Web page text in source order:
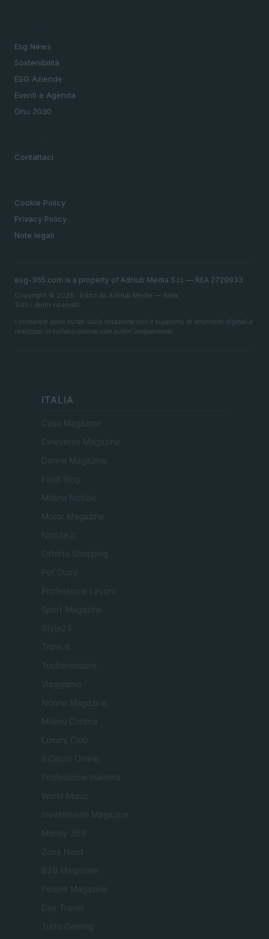
Esg News
Sostenibilità
ESG Aziende
Eventi e Agenda
Onu 2030
Contattaci
Cookie Policy
Privacy Policy
Note legali
esg-365.com is a property of AdHub Media S.r.l. — REA 2729933
Copyright © 2026 · Edito da AdHub Media — Italia
Tutti i diritti riservati
I contenuti sono curati dalla redazione con il supporto di strumenti digitali e
realizzati in collaborazione con autori indipendenti.
ITALIA
Casa Magazine
Cineverse Magazine
Donne Magazine
Food Blog
Milano Notizie
Motor Magazine
Notizie.it
Offerte Shopping
Pet Story
Professione Lavoro
Sport Magazine
Style24
Think.it
Tuobenessere
Viaggiamo
Nonne Magazine
Milano Cortina
Luxury Club
Il Calcio Online
Professione mamma
World Music
Investimenti Magazine
Money 365
Zona Nerd
B2B Magazine
People Magazine
Day Travel
Tutto Gaming